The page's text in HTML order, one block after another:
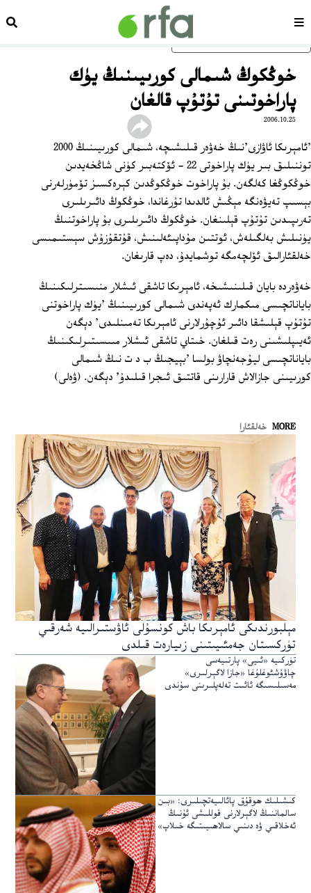
ئاساسلىق مەزمۇنغا ئاتلاڭسەھىپە
خوڭكوڭ شىمالى كورىيىنىڭ يۈك
پاراخوتىنى تۇتۇپ قالغان
2006.10.25
'ئامېرىكا ئاۋازى'نىڭ خەۋەر قىلىشىچە، شىمالى كورىيىنىڭ 2000
توننىلىق بىر يۈك پاراخوتى 22 ‏- ئۆكتەبىر كۈنى شاڭخەيدىن
خوڭكوڭغا كەلگەن. بۇ پاراخوت خوڭكوڭدىن كېرەكسىز تۆمۈرلەرنى
بېسىپ تەيۋەنگە مېڭىش ئالدىدا تۇرغاندا، خوڭكوڭ دائىرىلىرى
تەرىپىدىن تۇتۇپ قېلىنغان. خوڭكوڭ دائىرىلىرى بۇ پاراخوتنىڭ
يۈنىلىش بەلگىلەش، ئوتتىن مۇداپىئەلىنىش، قۇتقۇزۇش سېستىمىسى
خەلقئارالىق ئۆلچەمگە توشمايدۇ، دەپ قارىغان.
خەۋەردە بايان قىلىنىشىخە، ئامېرىكا تاشقى ئىشلار منىسىترلىكىنىڭ
باياناتچىسى مىكمارك ئەپەندى شىمالى كورىيىنىڭ 'يۈك پاراخوتنى
تۇتۇپ قېلىشقا دائىر ئۇچۇرلارنى ئامېرىكا تەمىنلىدى' دېگەن
ئەيىپلىشىنى رەت قىلغان. خىتاي تاشقى ئىشلار مىىسىتىرلىكىنىڭ
باياناتچىسى ليۇجەنچاۋ بولسا 'بېيجىڭ ب د ت نىڭ شىمالى
كورىيىنى جازالاش قارارىنى قاتتىق ئىجرا قىلىدۇ' دېگەن. (ۋەلى)
MORE خەلقئارا
مېلبورندىكى ئامېرىكا باش كونسۇلى ئاۋستىرالىيە شەرقىي
تۈركسىتان جەمئىيىتىنى زىيارەت قىلدى
تۈركىيە «ئىيى» پارتىيەسى
چاۋۇشئوغلۇغا «جازا لاگېرلىرى»
مەسىلىسىگە ئائىت تەلەپلىرىنى سۇندى
كىشىلىك ھوقۇق پائالىيەتچىلىرى: «بىن
سالماننىڭ لاگېرلارنى قوللىشى ئۇنىڭ
ئەخلاقىي ۋە دىنىي سالاھىيىتىگە خىلاپ»